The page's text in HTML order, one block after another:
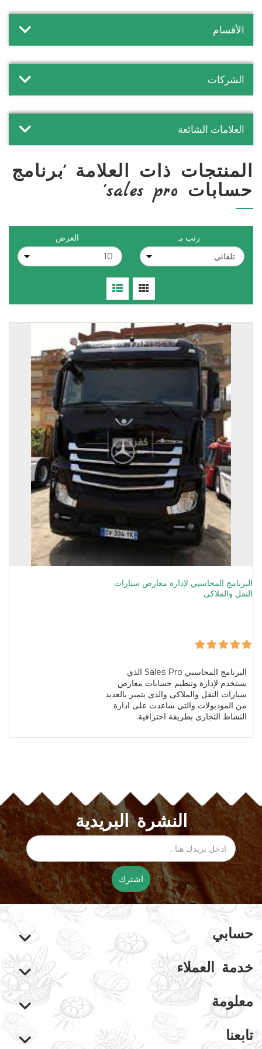
الأقسام
الشركات
العلامات الشائعة
المنتجات ذات العلامة 'برنامج
حسابات sales pro'
رتب بـ العرض
البرنامج المحاسبي لإدارة معارض سيارات
النقل والملاكى
البرنامج المحاسبي Sales Pro الذي
يستخدم لإدارة وتنظيم حسابات معارض
سيارات النقل والملاكى والذى يتميز بالعديد
من الموديولات والتي ساعدت على ادارة
النشاط التجارى بطريقة احترافية.
النشرة البريدية
اشترك
حسابي
خدمة العملاء
معلومة
تابعنا